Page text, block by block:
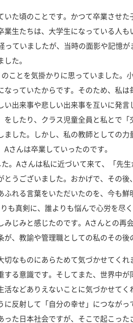
た頃のことです。かつて卒業させた
業生たちは、大学生になっている人
っていましたが、当時の面影や記憶
た。
ことを気掛かりに思っていました。
なっていたからです。そのため、私
い出来事や悲しい出来事を互いに発言
をしたり、クラス児童全員と私とで「
ました。しかし、私の教師としての
さんは卒業していったのです。
。Aさんは私に近づいて来て、「先
とうございました。おかげで、その
ふれる言葉をいただいたのを、今も鮮
も真剣に、誰よりも悩んで心労を尽
みじみと感じたのです。Aさんとの再
、教諭や管理職としての私のその後
なものにあらためて気づかせてくれ
する意識です。そしてまた、世界中
活などありえないことに気づかせてく
反射して「自分の幸せ」につながっ
た日本社会ですが、そこで起こった